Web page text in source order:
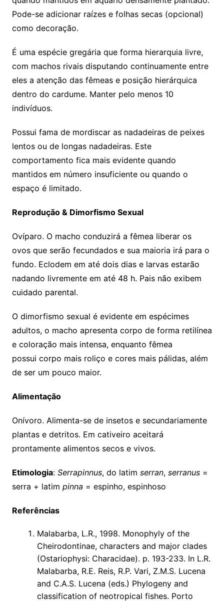
Pode-se adicionar raízes e folhas secas (opcional)
como decoração.
É uma espécie gregária que forma hierarquia livre,
com machos rivais disputando continuamente entre
eles a atenção das fêmeas e posição hierárquica
dentro do cardume. Manter pelo menos 10
indivíduos.
Possui fama de mordiscar as nadadeiras de peixes
lentos ou de longas nadadeiras. Este
comportamento fica mais evidente quando
mantidos em número insuficiente ou quando o
espaço é limitado.
Reprodução & Dimorfismo Sexual
Ovíparo. O macho conduzirá a fêmea liberar os
ovos que serão fecundados e sua maioria irá para o
fundo. Eclodem em até dois dias e larvas estarão
nadando livremente em até 48 h. Pais não exibem
cuidado parental.
O dimorfismo sexual é evidente em espécimes
adultos, o macho apresenta corpo de forma retilínea
e coloração mais intensa, enquanto fêmea
possui corpo mais roliço e cores mais pálidas, além
de ser um pouco maior.
Alimentação
Onívoro. Alimenta-se de insetos e secundariamente
plantas e detritos. Em cativeiro aceitará
prontamente alimentos secos e vivos.
Etimologia: Serrapinnus, do latim serran, serranus=
serra + latim pinna = espinho, espinhoso
Referências
Malabarba, L.R., 1998. Monophyly of the
Cheirodontinae, characters and major clades
(Ostariophysi: Characidae). p. 193-233. In L.R.
Malabarba, R.E. Reis, R.P. Vari, Z.M.S. Lucena
and C.A.S. Lucena (eds.) Phylogeny and
classification of neotropical fishes. Porto